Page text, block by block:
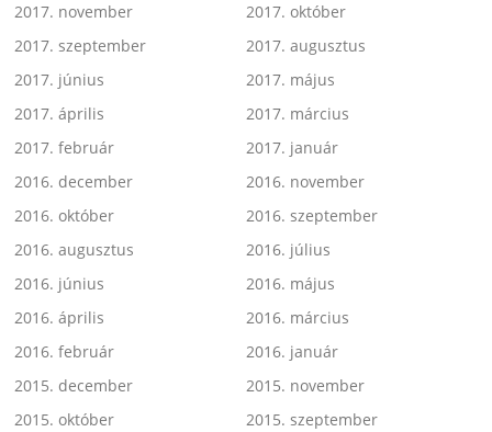
2017. november
2017. október
2017. szeptember
2017. augusztus
2017. június
2017. május
2017. április
2017. március
2017. február
2017. január
2016. december
2016. november
2016. október
2016. szeptember
2016. augusztus
2016. július
2016. június
2016. május
2016. április
2016. március
2016. február
2016. január
2015. december
2015. november
2015. október
2015. szeptember